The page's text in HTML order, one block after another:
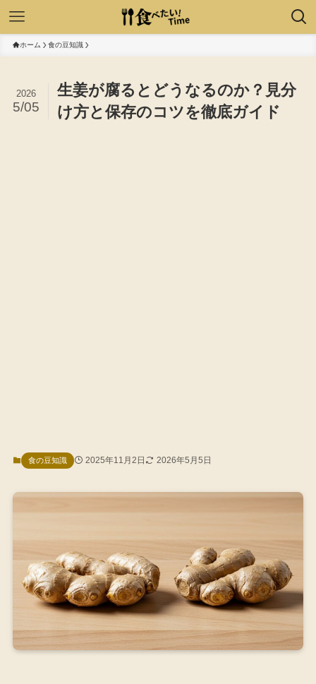
ホーム 食の豆知識
生姜が腐るとどうなるのか？見分
け方と保存のコツを徹底ガイド
2026
5/05
食の豆知識 2025年11月2日 2026年5月5日